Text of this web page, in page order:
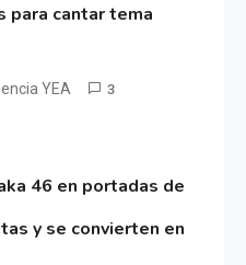
para cantar tema
YEA 3
46 en portadas de
y se convierten en